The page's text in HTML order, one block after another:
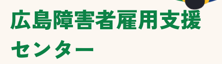
広島障害者雇用支援
センター